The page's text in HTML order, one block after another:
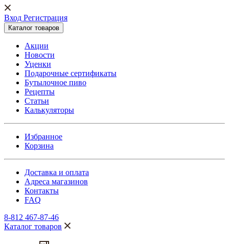
Вход Регистрация
Каталог товаров
Акции
Новости
Уценки
Подарочные сертификаты
Бутылочное пиво
Рецепты
Статьи
Калькуляторы
Избранное
Корзина
Доставка и оплата
Адреса магазинов
Контакты
FAQ
8-812 467-87-46
Каталог товаров